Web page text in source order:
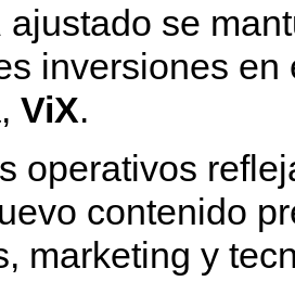
ajustado se
inversiones
ViX.
operativos
contenido
marketing y